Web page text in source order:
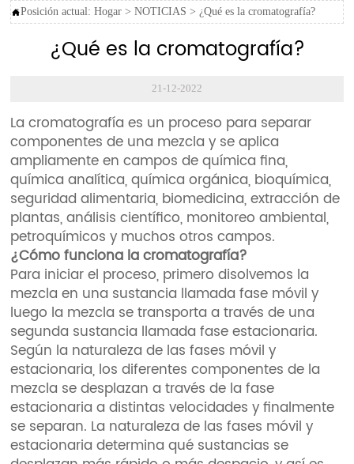
Posición actual:Hogar >NOTICIAS >¿Qué es la cromatografía?
¿Qué es la cromatografía?
21-12-2022
La cromatografía es un proceso para separar
componentes de una mezcla y se aplica
ampliamente en campos de química fina,
química analítica, química orgánica, bioquímica,
seguridad alimentaria, biomedicina, extracción de
plantas, análisis científico, monitoreo ambiental,
petroquímicos y muchos otros campos.
¿Cómo funciona la cromatografía?
Para iniciar el proceso, primero disolvemos la
mezcla en una sustancia llamada fase móvil y
luego la mezcla se transporta a través de una
segunda sustancia llamada fase estacionaria.
Según la naturaleza de las fases móvil y
estacionaria, los diferentes componentes de la
mezcla se desplazan a través de la fase
estacionaria a distintas velocidades y finalmente
se separan. La naturaleza de las fases móvil y
estacionaria determina qué sustancias se